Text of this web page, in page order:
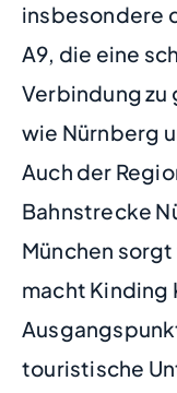
insbesondere
A9, die eine
Verbindung
wie Nürnberg
Auch der
Bahnstrecke
München
macht Kinding
touristische